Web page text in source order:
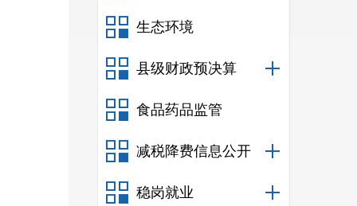
生态环境
县级财政预决算
食品药品监管
减税降费信息公开
稳岗就业